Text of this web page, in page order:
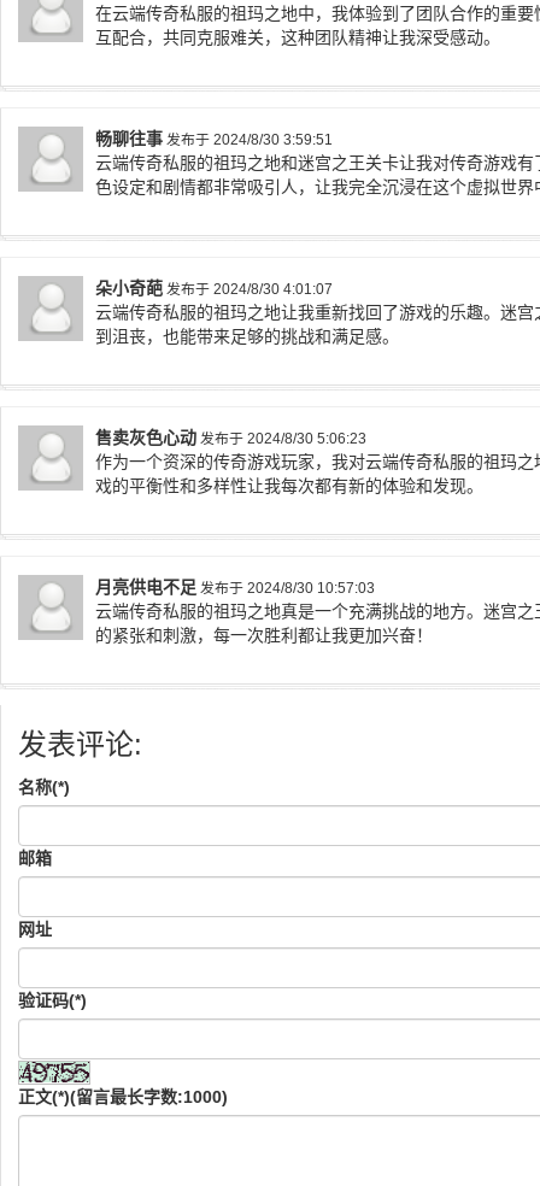
在云端传奇私服的祖玛之地中，我体验到了团队合作的重
互配合，共同克服难关，这种团队精神让我深受感动。
畅聊往事 发布于 2024/8/30 3:59:51
云端传奇私服的祖玛之地和迷宫之王关卡让我对传奇游戏
色设定和剧情都非常吸引人，让我完全沉浸在这个虚拟世界
朵小奇葩 发布于 2024/8/30 4:01:07
云端传奇私服的祖玛之地让我重新找回了游戏的乐趣。迷
到沮丧，也能带来足够的挑战和满足感。
售卖灰色心动 发布于 2024/8/30 5:06:23
作为一个资深的传奇游戏玩家，我对云端传奇私服的祖玛
戏的平衡性和多样性让我每次都有新的体验和发现。
月亮供电不足 发布于 2024/8/30 10:57:03
云端传奇私服的祖玛之地真是一个充满挑战的地方。迷宫
的紧张和刺激，每一次胜利都让我更加兴奋！
发表评论:
名称(*)
邮箱
网址
验证码(*)
正文(*)(留言最长字数:1000)